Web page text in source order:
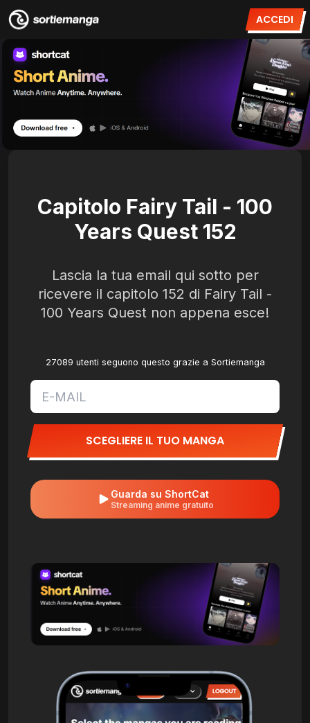
ACCEDI
Capitolo Fairy Tail - 100
Years Quest 152
Lascia la tua email qui sotto per
ricevere il capitolo 152 di Fairy Tail -
100 Years Quest non appena esce!
27089 utenti seguono questo grazie a Sortiemanga
SCEGLIERE IL TUO MANGA
Guarda su ShortCat
Streaming anime gratuito